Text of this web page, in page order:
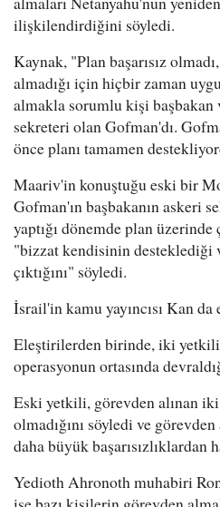
ilişkilendirdiğini söyledi.
Kaynak, "Plan başarısız
almadığı için hiçbir zaman
almakla sorumlu kişi başbakan
sekreteri olan Gofman'dı.
önce planı tamamen
Maariv'in konuştuğu eski bir
Gofman'ın başbakanın askeri
yaptığı dönemde plan üzerinde
"bizzat kendisinin desteklediği
çıktığını" söyledi.
İsrail'in kamu yayıncısı Kan
Eleştirilerden birinde, iki
operasyonun ortasında
Eski yetkili, görevden alınan
olmadığını söyledi ve
daha büyük
Yedioth Ahronoth muhabiri